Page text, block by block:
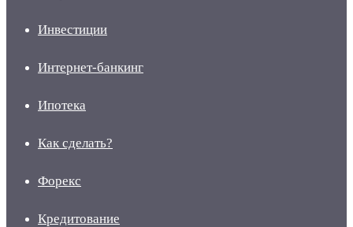
Инвестиции
Интернет-банкинг
Ипотека
Как сделать?
Форекс
Кредитование